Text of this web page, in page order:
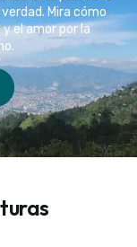
Mira cómo
el amor por la